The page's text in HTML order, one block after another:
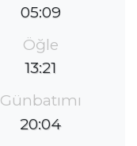
05:09
Öğle
13:21
Günbatımı
20:04